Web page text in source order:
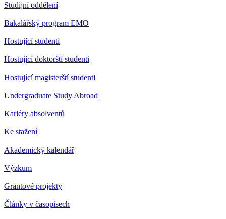
Studijní oddělení
Bakalářský program EMO
Hostující studenti
Hostující doktorští studenti
Hostující magisterští studenti
Undergraduate Study Abroad
Kariéry absolventů
Ke stažení
Akademický kalendář
Výzkum
Grantové projekty
Články v časopisech